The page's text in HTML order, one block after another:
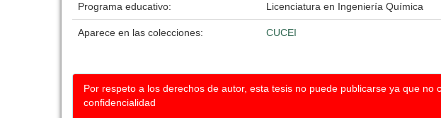
Programa educativo: Licenciatura en Ingeniería Química
Aparece en las colecciones: CUCEI
Por respeto a los derechos de autor, esta tesis no puede publicarse ya que
confidencialidad